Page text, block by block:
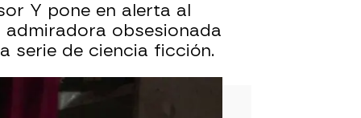
Y pone en alerta al
obsesionada
serie de ciencia ficción.